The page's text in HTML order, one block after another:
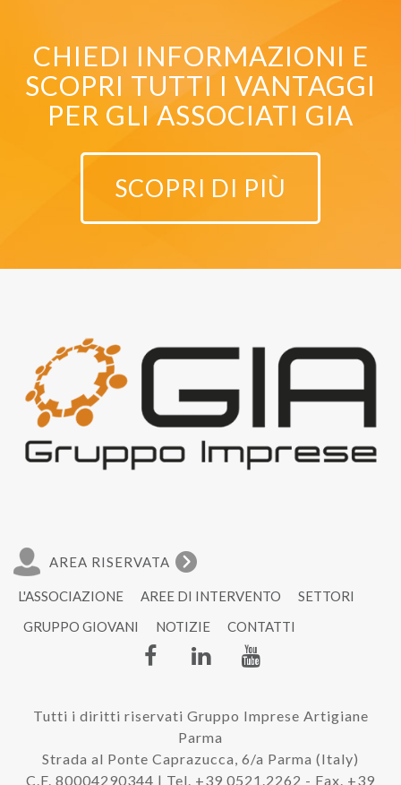
CHIEDI INFORMAZIONI E
SCOPRI TUTTI I VANTAGGI
PER GLI ASSOCIATI GIA
SCOPRI DI PIÙ
AREA RISERVATA
L'ASSOCIAZIONE AREE DI INTERVENTO
SETTORI
GRUPPO GIOVANI
NOTIZIE CONTATTI
Tutti i diritti riservati Gruppo Imprese Artigiane
Parma
Strada al Ponte Caprazucca, 6/a Parma (Italy)
C.F. 80004290344 | Tel. +39 0521.2262 - Fax. +39